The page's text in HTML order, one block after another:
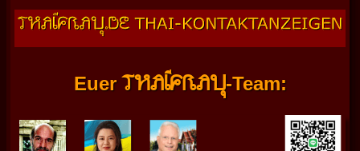
EuerTHAIFRAU-Team: